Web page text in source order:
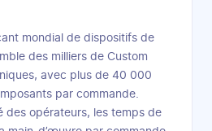
mondial de dispositifs de
des milliers de Custom
avec plus de 40 000
par commande.
des opérateurs, les temps de